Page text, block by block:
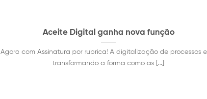
Aceite Digital ganha nova função
Agora com Assinatura por rubrica! A digitalização de processos
transformando a forma como as [...]